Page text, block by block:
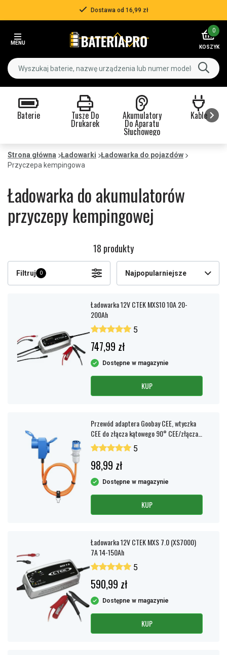
Dostawa od 16,99 zł
MENU
0
KOSZYK
Baterie Tusze Do
Drukarek
Akumulatory
Do Aparatu
Słuchowego
Kable
Strona główna Ładowarki
Ładowarka do pojazdów
Przyczepa kempingowa
Ładowarka do akumulatorów
przyczepy kempingowej
18 produkty
Filtruj 0 Najpopularniejsze
Ładowarka 12V CTEK MXS10 10A 20-
200Ah
5
747,99 zł
Dostępne w magazynie
KUP
Przewód adaptera Goobay CEE, wtyczka
CEE do złącza kątowego 90° CEE/złącza
zabezpieczającego
5
98,99 zł
Dostępne w magazynie
KUP
Ładowarka 12V CTEK MXS 7.0 (XS7000)
7A 14-150Ah
5
590,99 zł
Dostępne w magazynie
KUP